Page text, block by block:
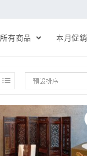
所有商品 本月促銷
預設排序